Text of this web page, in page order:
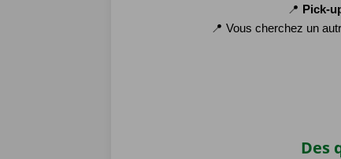
📍 Pick-
📍 Vous cherchez un
Please don't fill
Des